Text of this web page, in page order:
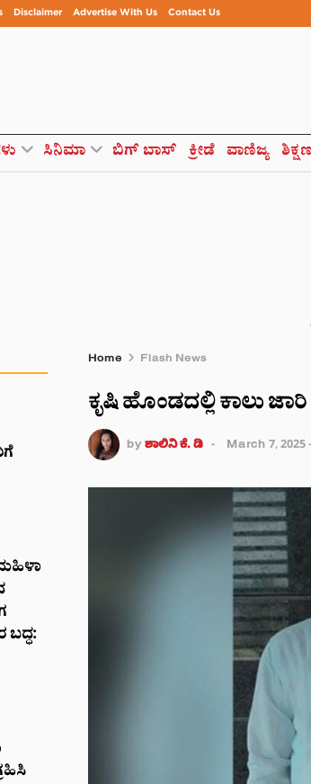
Disclaimer Advertise With Us Contact Us
ಸಿನಿಮಾ ಬಿಗ್ ಬಾಸ್ ಕ್ರೀಡೆ ವಾಣಿಜ್ಯ ಶಿಕ್ಷಣ
Home Flash News
ಕೃಷಿ ಹೊಂಡದಲ್ಲಿ ಕಾಲು ಜಾರಿ
by ಶಾಲಿನಿ ಕೆ. ಡಿ March 7, 2025
ಮಹಿಳಾ
ಬದ್ಧ: